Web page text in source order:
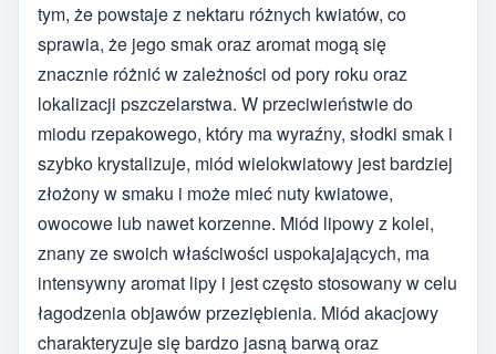
tym, że powstaje z nektaru różnych kwiatów, co
sprawia, że jego smak oraz aromat mogą się
znacznie różnić w zależności od pory roku oraz
lokalizacji pszczelarstwa. W przeciwieństwie do
miodu rzepakowego, który ma wyraźny, słodki smak i
szybko krystalizuje, miód wielokwiatowy jest bardziej
złożony w smaku i może mieć nuty kwiatowe,
owocowe lub nawet korzenne. Miód lipowy z kolei,
znany ze swoich właściwości uspokajających, ma
intensywny aromat lipy i jest często stosowany w celu
łagodzenia objawów przeziębienia. Miód akacjowy
charakteryzuje się bardzo jasną barwą oraz